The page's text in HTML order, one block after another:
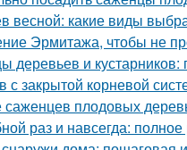
весной: какие виды
Эрмитажа, чтобы не
деревьев и кустарников:
закрытой корневой
саженцев плодовых
раз и навсегда: полное